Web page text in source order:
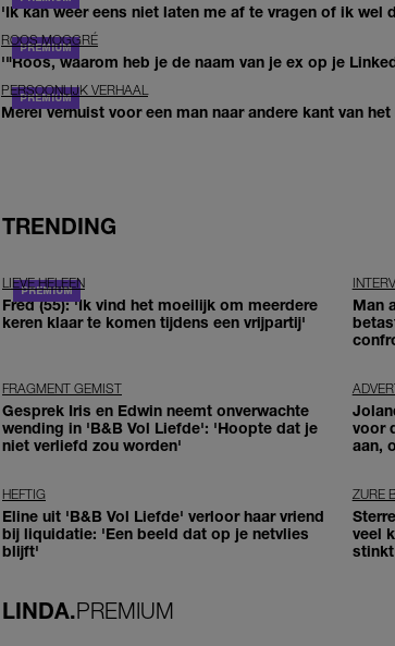
'Ik kan weer eens niet laten me af te vragen of ik wel
ROOS MOGGRÉ
'"Roos, waarom heb je de naam van je ex op je
PERSOONLIJK VERHAAL
Merel verhuist voor een man naar andere kant van
TRENDING
LIEVE HELEEN
Fred (55): 'Ik vind het moeilijk om meerdere
keren klaar te komen tijdens een vrijpartij'
Man
FRAGMENT GEMIST
Gesprek Iris en Edwin neemt onverwachte
wending in 'B&B Vol Liefde': 'Hoopte dat je
niet verliefd zou worden'
voor
aan,
HEFTIG
Eline uit 'B&B Vol Liefde' verloor haar vriend
bij liquidatie: 'Een beeld dat op je netvlies
blijft'
ZURE
veel
LINDA.PREMIUM